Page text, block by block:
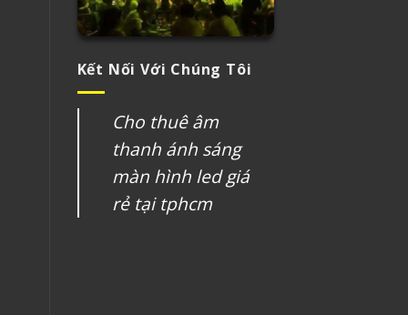
Kết Nối Với Chúng Tôi
Cho thuê âm
thanh ánh sáng
màn hình led giá
rẻ tại tphcm